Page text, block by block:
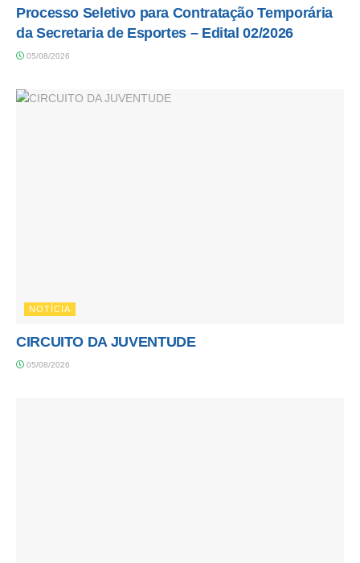
Processo Seletivo para Contratação Temporária
da Secretaria de Esportes – Edital 02/2026
05/08/2026
NOTÍCIA
CIRCUITO DA JUVENTUDE
05/08/2026